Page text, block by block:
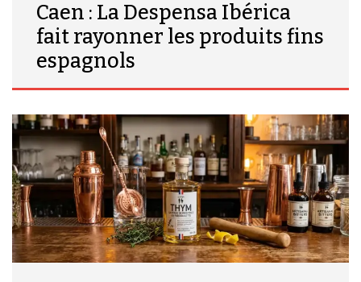
Caen : La Despensa Ibérica
fait rayonner les produits fins
espagnols